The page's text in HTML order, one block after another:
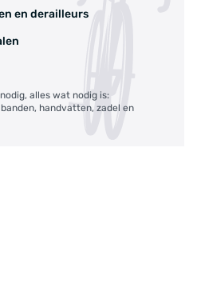
en derailleurs
alles wat nodig is:
handvatten, zadel en